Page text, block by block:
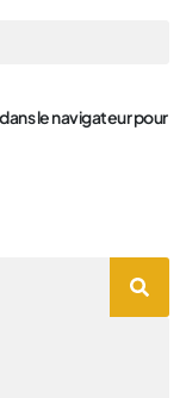
le navigateur pour